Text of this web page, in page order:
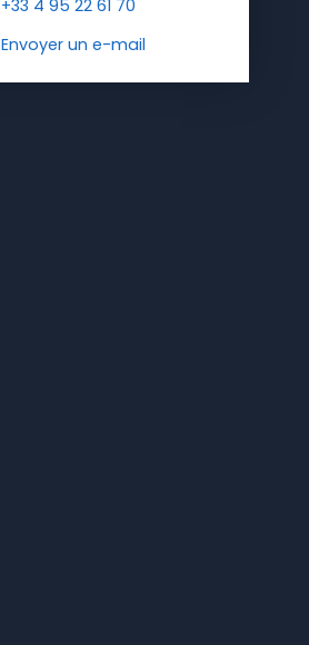
+33 4 95 22 61 70
Envoyer un e-mail